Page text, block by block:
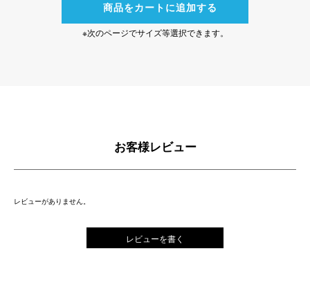
商品をカートに追加する
※次のページでサイズ等選択できます。
お客様レビュー
レビューがありません。
レビューを書く